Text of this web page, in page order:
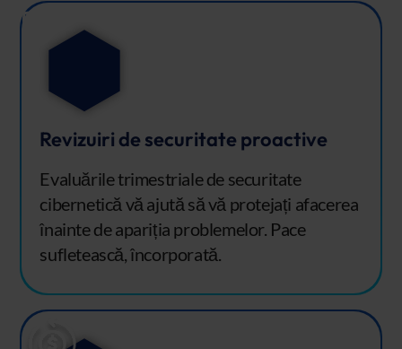
Revizuiri de securitate proactive
Evaluările trimestriale de securitate
cibernetică vă ajută să vă protejați afacerea
înainte de apariția problemelor. Pace
sufletească, încorporată.